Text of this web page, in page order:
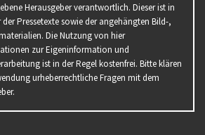
Herausgeber verantwortlich. Dieser ist in
Pressetexte sowie der angehängten Bild-,
Die Nutzung von hier
zur Eigeninformation und
ist in der Regel kostenfrei. Bitte klären
urheberrechtliche Fragen mit dem